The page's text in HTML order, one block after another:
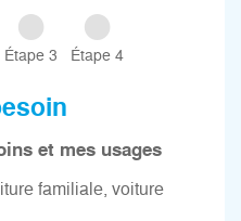
Étape 3 Étape 4
et mes usages
familiale, voiture